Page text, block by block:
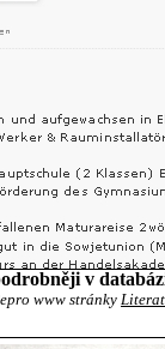
v
www stránky